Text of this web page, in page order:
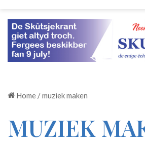
Home /muziek maken
MUZIEK